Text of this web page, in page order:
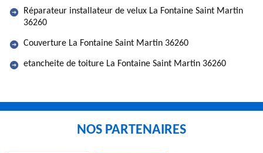
Réparateur installateur de velux La Fontaine Saint Martin
36260
Couverture La Fontaine Saint Martin 36260
etancheite de toiture La Fontaine Saint Martin 36260
NOS PARTENAIRES